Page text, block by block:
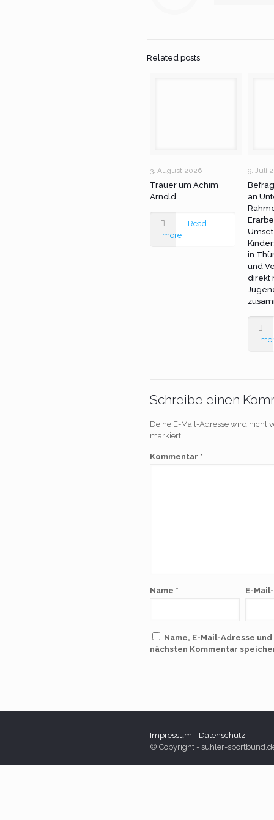
Related posts
3. August 2026
Trauer um Achim
Arnold
Read
more
9. Juli
an
in
und
direkt
Schreibe einen
Deine E-Mail-Adresse wird nicht
markiert
Kommentar *
Name * E-
Name, E-Mail-Adresse
nächsten Kommentar
Impressum - Datenschutz
© Copyright - suhler-